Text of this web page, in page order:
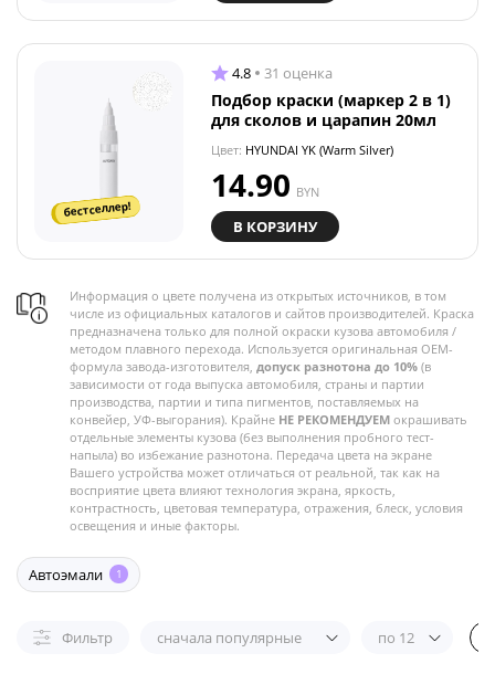
бестселлер!
4.8 31 оценка
Подбор краски (маркер 2 в 1)
для сколов и царапин 20мл
Цвет: HYUNDAI YK (Warm Silver)
14.90 BYN
В КОРЗИНУ
Информация о цвете получена из открытых источников, в том
числе из официальных каталогов и сайтов производителей. Краска
предназначена только для полной окраски кузова автомобиля /
методом плавного перехода. Используется оригинальная OEM-
формула завода-изготовителя, допуск разнотона до 10% (в
зависимости от года выпуска автомобиля, страны и партии
производства, партии и типа пигментов, поставляемых на
конвейер, УФ-выгорания). Крайне НЕ РЕКОМЕНДУЕМ окрашивать
отдельные элементы кузова (без выполнения пробного тест-
напыла) во избежание разнотона. Передача цвета на экране
Вашего устройства может отличаться от реальной, так как на
восприятие цвета влияют технология экрана, яркость,
контрастность, цветовая температура, отражения, блеск, условия
освещения и иные факторы.
Автоэмали 1
Фильтр сначала популярные по 12